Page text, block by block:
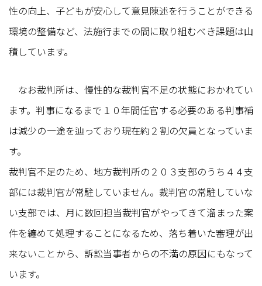
性の向上、子どもが安心して意見陳述を行うことができる
環境の整備など、法施行までの間に取り組むべき課題は山
積しています。
なお裁判所は、慢性的な裁判官不足の状態におかれてい
ます。判事になるまで１０年間任官する必要のある判事補
は減少の一途を辿っており現在約２割の欠員となっていま
す。
裁判官不足のため、地方裁判所の２０３支部のうち４４支
部には裁判官が常駐していません。裁判官の常駐していな
い支部では、月に数回担当裁判官がやってきて溜まった案
件を纏めて処理することになるため、落ち着いた審理が出
来ないことから、訴訟当事者からの不満の原因にもなって
います。